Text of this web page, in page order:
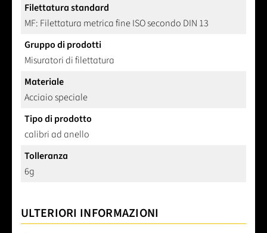
Filettatura standard
MF: Filettatura metrica fine ISO secondo DIN 13
Gruppo di prodotti
Misuratori di filettatura
Materiale
Acciaio speciale
Tipo di prodotto
calibri ad anello
Tolleranza
6g
ULTERIORI INFORMAZIONI